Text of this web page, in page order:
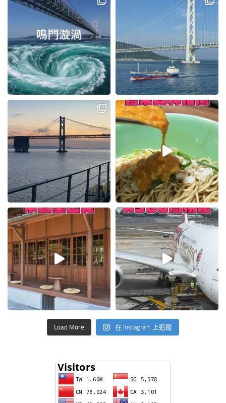
Load More 在 Instagram 上追蹤